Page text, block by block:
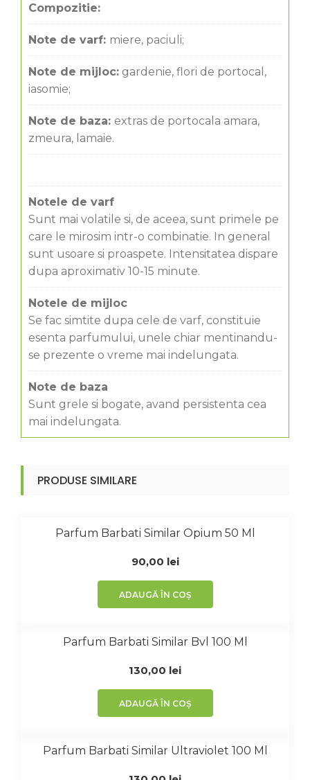
Compozitie:
Note de varf: miere, paciuli;
Note de mijloc: gardenie, flori de portocal,
iasomie;
Note de baza: extras de portocala amara,
zmeura, lamaie.
Notele de varf
Sunt mai volatile si, de aceea, sunt primele pe
care le mirosim intr-o combinatie. In general
sunt usoare si proaspete. Intensitatea dispare
dupa aproximativ 10-15 minute.
Notele de mijloc
Se fac simtite dupa cele de varf, constituie
esenta parfumului, unele chiar mentinandu-
se prezente o vreme mai indelungata.
Note de baza
Sunt grele si bogate, avand persistenta cea
mai indelungata.
PRODUSE SIMILARE
Parfum Barbati Similar Opium 50 Ml
90,00 lei
ADAUGĂ ÎN COȘ
Parfum Barbati Similar Bvl 100 Ml
130,00 lei
ADAUGĂ ÎN COȘ
Parfum Barbati Similar Ultraviolet 100 Ml